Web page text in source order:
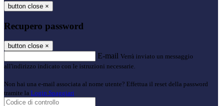
button close ×
Recupero password
button close ×
E-mail Verrà inviato un messaggio
all'indirizzo indicato con le istruzioni necessarie.
Non hai una e-mail associata al nome utente? Effettua il reset della password
tramite la Login Spaggiari